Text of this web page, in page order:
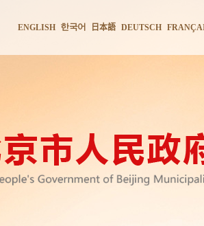
ENGLISH 한국어 日本語 DEUTSCH